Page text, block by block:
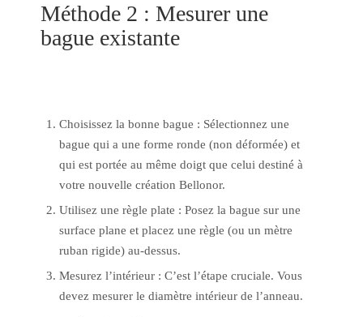
Méthode 2 : Mesurer une
bague existante
Choisissez la bonne bague : Sélectionnez une
bague qui a une forme ronde (non déformée) et
qui est portée au même doigt que celui destiné à
votre nouvelle création Bellonor.
Utilisez une règle plate : Posez la bague sur une
surface plane et placez une règle (ou un mètre
ruban rigide) au-dessus.
Mesurez l’intérieur : C’est l’étape cruciale. Vous
devez mesurer le diamètre intérieur de l’anneau.